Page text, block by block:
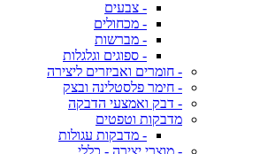
- צבעים
- מכחולים
- מברשות
- ספוגים וגלגלות
- חומרים ואביזרים ליצירה
- חימר פלסטלינה ובצק
- דבק ואמצעי הדבקה
מדבקות וטפטים
- מדבקות עגולות
- מוצרי יצירה - כללי